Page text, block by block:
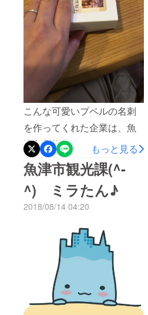
いくことができました。 埋
没林博物館の連絡通路に展
示させて頂く、プペルのポ
スターもとてもきれいに仕
上げて下さり当日が楽しみ
です。ハイビジョンシア
ターで美しい画像と音声と
共に楽しむ人形劇も、だい
ぶ形になってきました。ど
うぞ1日楽しめるプペル展、
ご来場ください(^-^)
こんな可愛いプペルの名刺
を作ってくれた企業は、魚
津印刷様です。ありがとう
ございます(^-^)
もっと見る
魚津市観光課(^-
^) ミラたん♪
2018/08/14 04:20